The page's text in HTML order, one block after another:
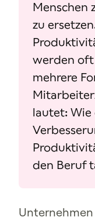
Menschen
zu
werden oft
mehrere
lautet: Wie
den Beruf
Unternehmen